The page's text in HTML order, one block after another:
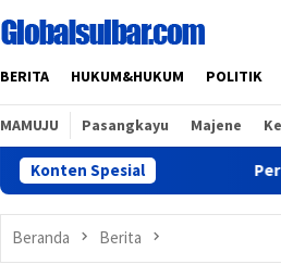
BERITA HUKUM&HUKUM POLITIK
MAMUJU Pasangkayu Majene
Konten Spesial Percepat
Beranda Berita